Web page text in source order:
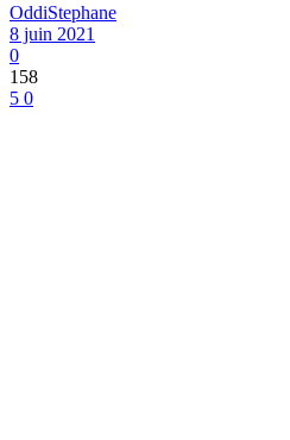
OddiStephane
8 juin 2021
0
158
5 0